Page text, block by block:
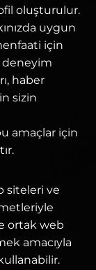
oluşturulur.
uygun
için
deneyim
haber
sizin
amaçlar için
siteleri ve
ortak web
amacıyla